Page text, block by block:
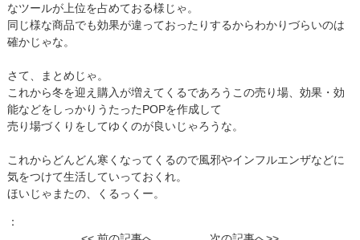
なツールが上位を占めておる様じゃ。
同じ様な商品でも効果が違っておったりするからわかりづらいのは
確かじゃな。
さて、まとめじゃ。
これから冬を迎え購入が増えてくるであろうこの売り場、効果・効
能などをしっかりうたったPOPを作成して
売り場づくりをしてゆくのが良いじゃろうな。
これからどんどん寒くなってくるので風邪やインフルエンザなどに
気をつけて生活していっておくれ。
ほいじゃまたの、くるっくー。
：